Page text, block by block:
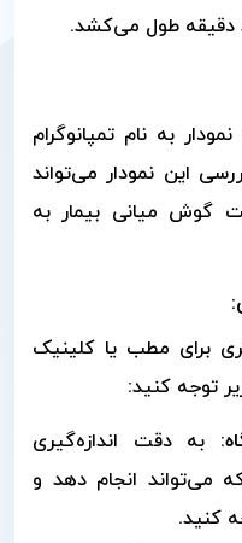
دقیقه طول می‌کشد.
به نام تمپانوگرام
این نمودار می‌تواند
گوش میانی بیمار به
برای مطب یا کلینیک
توجه کنید:
به دقت اندازه‌گیری
می‌تواند انجام دهد و
کنید.